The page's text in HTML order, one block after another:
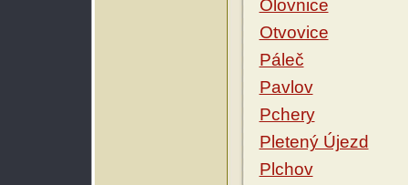
Olovnice
Otvovice
Páleč
Pavlov
Pchery
Pletený Újezd
Plchov